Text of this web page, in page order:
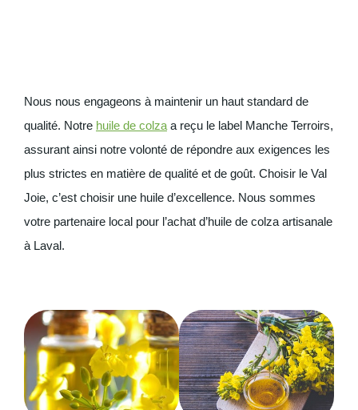
Nous nous engageons à maintenir un haut standard de
qualité. Notre huile de colza a reçu le label Manche Terroirs,
assurant ainsi notre volonté de répondre aux exigences les
plus strictes en matière de qualité et de goût. Choisir le Val
Joie, c’est choisir une huile d’excellence. Nous sommes
votre partenaire local pour l’achat d’huile de colza artisanale
à Laval.